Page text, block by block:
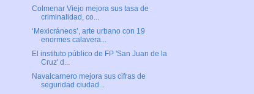
Colmenar Viejo mejora sus tasa de
criminalidad, co...
‘Mexicráneos’, arte urbano con 19
enormes calavera...
El instituto público de FP 'San Juan de la
Cruz' d...
Navalcarnero mejora sus cifras de
seguridad ciudad...